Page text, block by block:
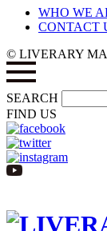
WHO WE
CONTACT
© LIVERARY
SEARCH
FIND US